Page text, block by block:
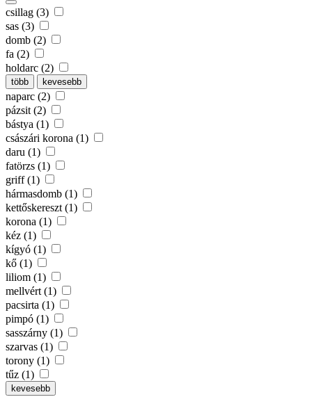
csillag (3)
sas (3)
domb (2)
fa (2)
holdarc (2)
több kevesebb
naparc (2)
pázsit (2)
bástya (1)
császári korona (1)
daru (1)
fatörzs (1)
griff (1)
hármasdomb (1)
kettőskereszt (1)
korona (1)
kéz (1)
kígyó (1)
kő (1)
liliom (1)
mellvért (1)
pacsirta (1)
pimpó (1)
sasszárny (1)
szarvas (1)
torony (1)
tűz (1)
kevesebb